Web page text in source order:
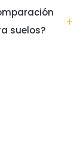
suelos?